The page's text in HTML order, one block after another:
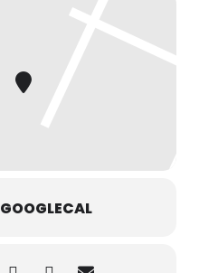
GOOGLECAL